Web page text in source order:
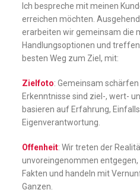
Ich bespreche mit meinen
erreichen möchten.
erarbeiten wir gemeinsam die
Handlungsoptionen und
besten Weg zum Ziel, mit:
Zielfoto: Gemeinsam
Erkenntnisse sind ziel-, wert-
basieren auf Erfahrung,
Eigenverantwortung.
Offenheit: Wir treten der
unvoreingenommen entgegen,
Fakten und handeln mit
Ganzen.